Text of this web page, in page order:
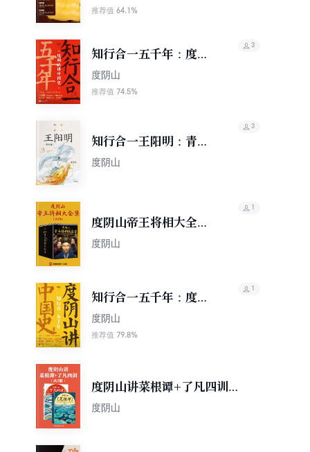
推荐值 64.1%
知行合一五千年：度阴
山讲中国史（独家定制
版）
度阴山
推荐值 74.5%
3
知行合一王阳明：青少
版
度阴山
3
度阴山帝王将相大全集
（全8册）
度阴山
1
知行合一五千年：度阴
山讲中国史.2
度阴山
推荐值 79.8%
1
度阴山讲菜根谭+了凡四训
（全2册）
度阴山